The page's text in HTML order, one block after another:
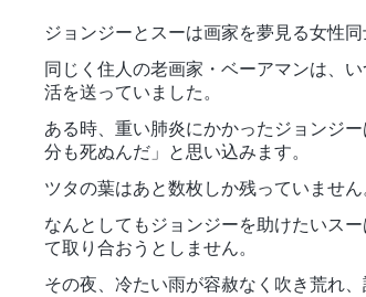
ジョンジーとスーは画家を夢見る女性
同じく住人の老画家・ベーアマンは、
活を送っていました。
ある時、重い肺炎にかかったジョンジ
分も死ぬんだ」と思い込みます。
ツタの葉はあと数枚しか残っていません
なんとしてもジョンジーを助けたいス
て取り合おうとしません。
その夜、冷たい雨が容赦なく吹き荒れ